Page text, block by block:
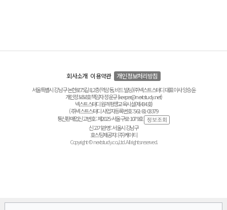
회사소개 이용약관 개인정보처리방침
서울특별시 강남구 논현로75길 8, 2층(역삼동, 비드 빌딩) ㈜넥스트스터디 대표이사 양승윤
개인정보보호책임자 정운규 (keeper@nextstudy.net)
넥스트스터디 원격평생교육시설(제434호)
(주)넥스트스터디 사업자등록번호 : 561-81-03379
통신판매업신고번호 : 제2025-서울구로-1079호
신고기관명 : 서울시 강남구
호스팅제공자 : (주)케이티
Copyright © nextstudy.co.,Ltd. All rights reserved.